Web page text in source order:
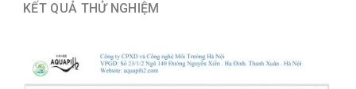
KẾT QUẢ THỬ NGHIỆM